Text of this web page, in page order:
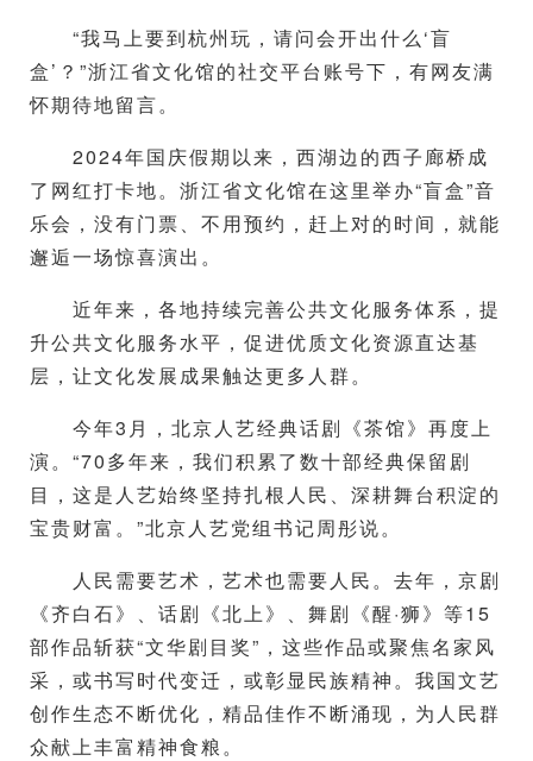
“我马上要到杭州玩，请问会开出什么‘盲
盒’？”浙江省文化馆的社交平台账号下，有网友满
怀期待地留言。
2024年国庆假期以来，西湖边的西子廊桥成
了网红打卡地。浙江省文化馆在这里举办“盲盒”音
乐会，没有门票、不用预约，赶上对的时间，就能
邂逅一场惊喜演出。
近年来，各地持续完善公共文化服务体系，提
升公共文化服务水平，促进优质文化资源直达基
层，让文化发展成果触达更多人群。
今年3月，北京人艺经典话剧《茶馆》再度上
演。“70多年来，我们积累了数十部经典保留剧
目，这是人艺始终坚持扎根人民、深耕舞台积淀的
宝贵财富。”北京人艺党组书记周彤说。
人民需要艺术，艺术也需要人民。去年，京剧
《齐白石》、话剧《北上》、舞剧《醒·狮》等15
部作品斩获“文华剧目奖”，这些作品或聚焦名家风
采，或书写时代变迁，或彰显民族精神。我国文艺
创作生态不断优化，精品佳作不断涌现，为人民群
众献上丰富精神食粮。